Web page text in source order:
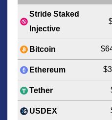
Stride Staked
Injective
Bitcoin
Ethereum
Tether
USDEX